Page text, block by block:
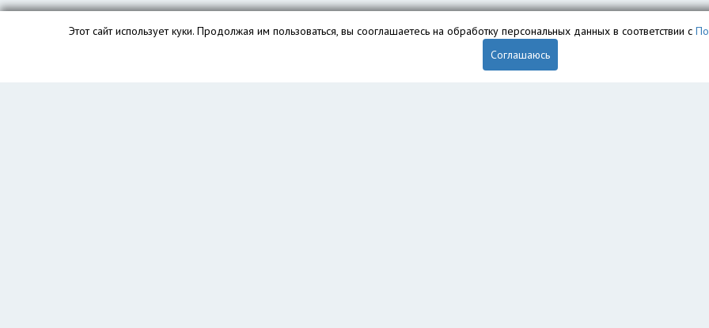
Этот сайт использует куки. Продолжая им пользоваться, вы сооглашаетесь на обработку персональных данных в соответствии с
Соглашаюсь